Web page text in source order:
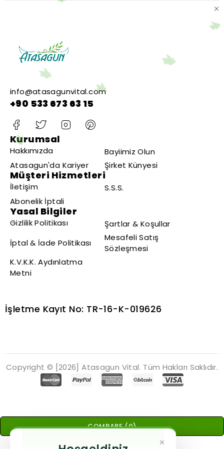
info@atasagunvital.com
+90 533 673 63 15
Kurumsal
Hakkımızda
Bayiimiz Olun
Atasagun'da Kariyer
Şirket Künyesi
Müşteri Hizmetleri
İletişim
S.S.S.
Abonelik İptali
Yasal Bilgiler
Gizlilik Politikası
Şartlar & Koşullar
İptal & İade Politikası
Mesafeli Satış
Sözleşmesi
K.V.K.K. Aydınlatma
Metni
İşletme Kayıt No: TR-16-K-019626
Copyright © [2026] Atasagun Vital. Tüm Hakları Saklıdır.
×
COMPARE(0)